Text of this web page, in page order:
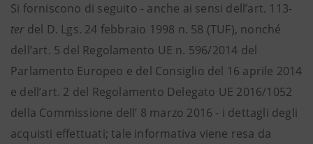
Si forniscono di seguito - anche ai sensi dell’art. 113-
terdel D. Lgs. 24 febbraio 1998 n. 58 (TUF), nonché
dell’art. 5 del Regolamento UE n. 596/2014 del
Parlamento Europeo e del Consiglio del 16 aprile 2014
e dell’art. 2 del Regolamento Delegato UE 2016/1052
della Commissione dell’ 8 marzo 2016 - i dettagli degli
acquisti effettuati; tale informativa viene resa da